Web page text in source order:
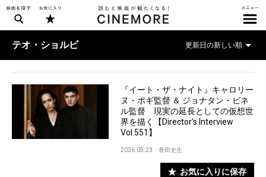
テオ・ショルビ
『イート・ザ・ナイト』キャロリー
ヌ・ポギ監督 ＆ ジョナタン・ビネ
ル監督 現実の延長としての仮想世
界を描く【Director’s Interview
Vol.551】
2026.05.23 香田史生
お気に入りに保存